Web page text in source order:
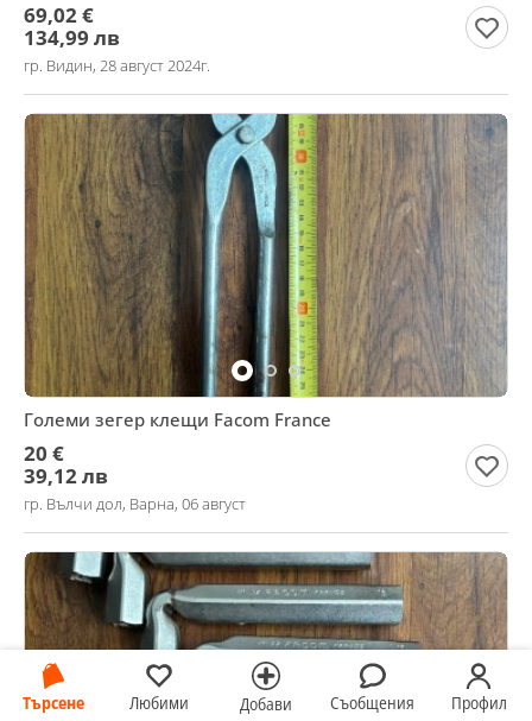
Търсене Любими Добави Съобщения Профил
69,02 €
134,99 лв
гр. Видин, 28 август 2024г.
Големи зегер клещи Facom France
20 €
39,12 лв
гр. Вълчи дол, Варна, 06 август